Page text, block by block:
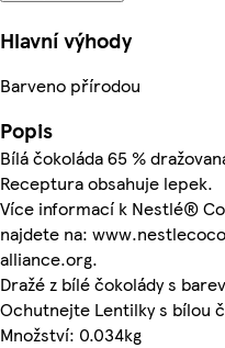
Hlavní výhody
Barveno přírodou
Popis
Bílá čokoláda 65 %
Receptura obsahuje lepek.
Více informací k Nestlé®
najdete na:
alliance.org.
Dražé z bílé čokolády s
Ochutnejte Lentilky s bílou
Množství: 0.034kg